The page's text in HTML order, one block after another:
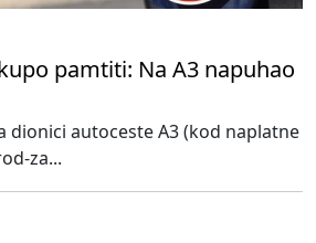
pamtiti: Na A3 napuhao
dionici autoceste A3 (kod naplatne
za...